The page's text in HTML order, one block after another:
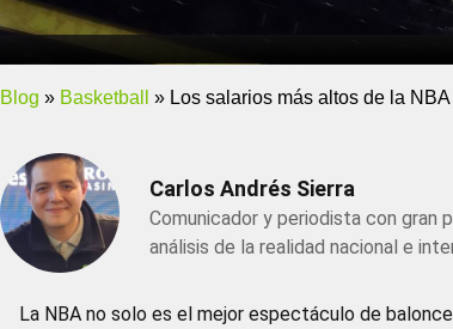
Blog » Basketball » Los salarios más altos de la
Carlos Andrés Sierra
Comunicador y periodista con gran
análisis de la realidad nacional e
La NBA no solo es el mejor espectáculo de